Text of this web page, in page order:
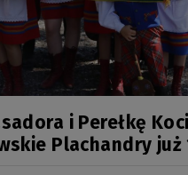
i Perełkę
Plachandry już